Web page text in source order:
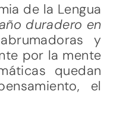
de la Lengua
duradero en
y
por la mente
quedan
el